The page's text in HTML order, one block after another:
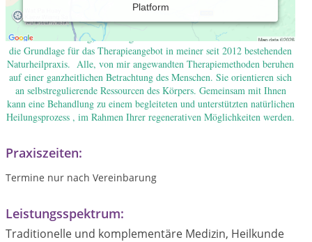
Platform
Herzlich Willkommen in meiner Praix für Ortho-Bionomy und
Naturheilkunde in 76344 Eggenstein. Langjährige Berufserfahrung in
Perönlichkeitsbildung, Lehrtätigkeit und heilkundlichen Bereichen bilden
die Grundlage für das Therapieangebot in meiner seit 2012 bestehenden
Naturheilpraxis. Alle, von mir angewandten Therapiemethoden beruhen
auf einer ganzheitlichen Betrachtung des Menschen. Sie orientieren sich
an selbstregulierende Ressourcen des Körpers. Gemeinsam mit Ihnen
kann eine Behandlung zu einem begleiteten und unterstütztennatürlichen
Heilungsprozess , im Rahmen Ihrer regenerativen Möglichkeiten werden.
Praxiszeiten:
Termine nur nach Vereinbarung
Leistungsspektrum:
Traditionelle und komplementäre Medizin, Heilkunde